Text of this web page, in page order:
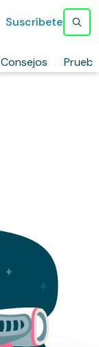
Consejos
Suscríbete